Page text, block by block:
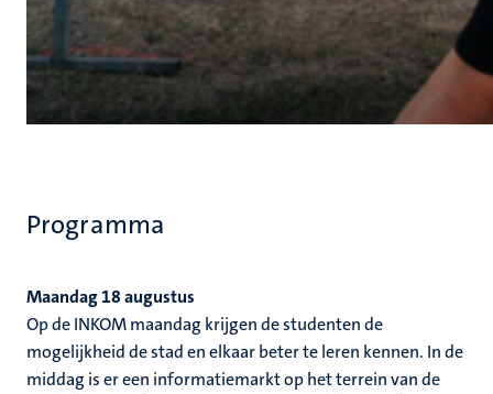
Programma
Maandag 18 augustus
Op de INKOM maandag krijgen de studenten de
mogelijkheid de stad en elkaar beter te leren kennen. In de
middag is er een informatiemarkt op het terrein van de